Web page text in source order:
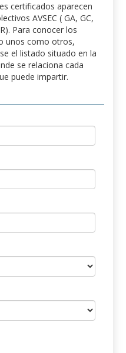
certificados aparecen
AVSEC ( GA, GC,
Para conocer los
unos como otros,
el listado situado en la
se relaciona cada
puede impartir.